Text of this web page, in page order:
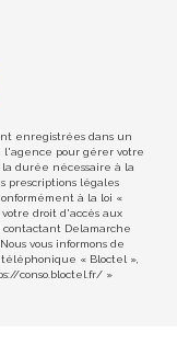
enregistrées dans un
l'agence pour gérer votre
durée nécessaire à la
prescriptions légales
à la loi «
droit d'accès aux
Delamarche
vous informons de
« Bloctel »,
conso.bloctel.fr/ »